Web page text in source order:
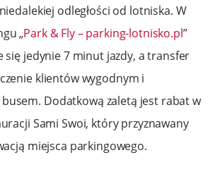
odległości od lotniska. W
„Park & Fly – parking-lotnisko.pl”
jedynie 7 minut jazdy, a transfer
klientów wygodnym i
Dodatkową zaletą jest rabat w
Sami Swoi, który przyznawany
miejsca parkingowego.